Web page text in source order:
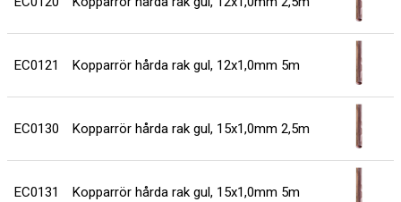
EC0121 Kopparrör hårda rak gul, 12x1,0mm 5m
EC0130 Kopparrör hårda rak gul, 15x1,0mm 2,5m
EC0131 Kopparrör hårda rak gul, 15x1,0mm 5m